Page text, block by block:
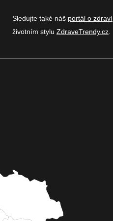
Sledujte také náš portál o zdraví
životním stylu ZdraveTrendy.cz